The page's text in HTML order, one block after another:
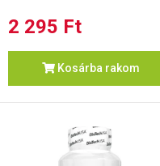
2 295 Ft
Kosárba rakom